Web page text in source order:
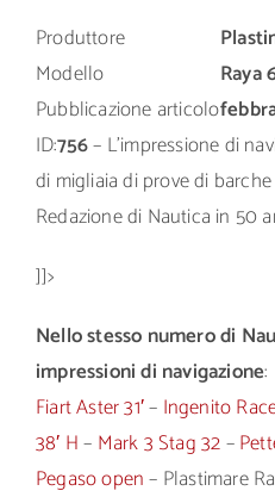
Produttore
Modello
Raya
Pubblicazione articolo
ID:756– L’impressione di
di migliaia di prove di
Redazione di Nautica in 50
]]>
Nello stesso numero di
impressioni di navigazione:
Fiart Aster 31′– Ingenito
38′ H– Mark 3 Stag 32–
Pegaso open– Plastimare